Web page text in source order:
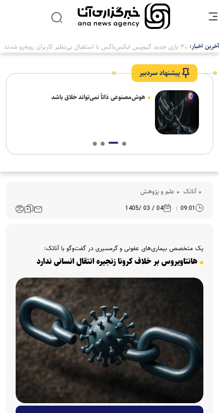
آخرین اخبار:
پیشنهاد سردبیر
هوش‌مصنوعی ذاتاً نمی‌تواند خلاق باشد
آناتک علم و پژوهش
09:01
04 / 03 /1405
یک متخصص بیماری‌های عفونی و گرمسیری در گفت‌وگو با آناتک:
هانتاویروس بر خلاف کرونا زنجیره انتقال انسانی ندارد